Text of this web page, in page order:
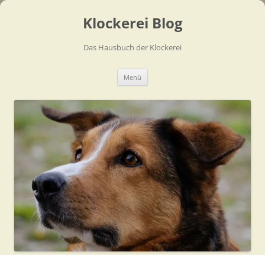
Klockerei Blog
Das Hausbuch der Klockerei
Menü